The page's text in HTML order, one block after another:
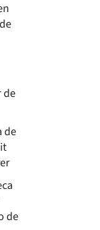
de
de
de